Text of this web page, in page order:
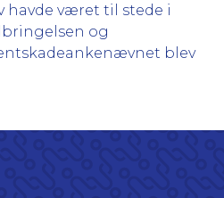
havde været til stede i
og
blev